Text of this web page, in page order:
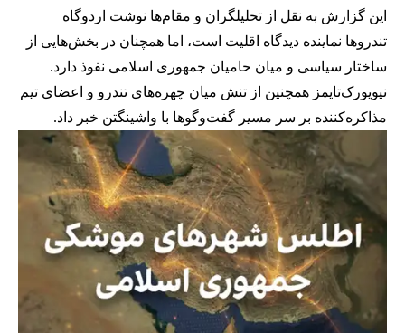
این گزارش به نقل از تحلیلگران و مقام‌ها نوشت اردوگاه
تندروها نماینده دیدگاه اقلیت است، اما همچنان در بخش‌هایی از
ساختار سیاسی و میان حامیان جمهوری اسلامی نفوذ دارد.
نیویورک‌تایمز همچنین از تنش میان چهره‌های تندرو و اعضای تیم
مذاکره‌کننده بر سر مسیر گفت‌وگوها با واشینگتن خبر داد.